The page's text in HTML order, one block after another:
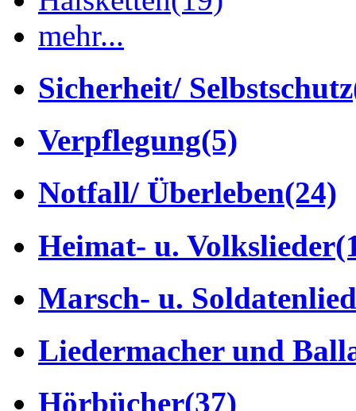
mehr...
Sicherheit/ Selbstschutz
Verpflegung(5)
Notfall/ Überleben(24)
Heimat- u. Volkslieder
Marsch- u.
Liedermacher und
Hörbücher(37)